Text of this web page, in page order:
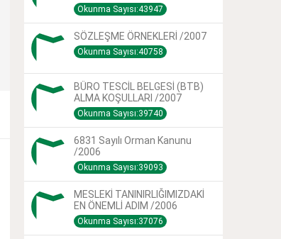
Okunma Sayısı:43947
SÖZLEŞME ÖRNEKLERİ /2007
Okunma Sayısı:40758
BÜRO TESCİL BELGESİ (BTB)
ALMA KOŞULLARI /2007
Okunma Sayısı:39740
6831 Sayılı Orman Kanunu
/2006
Okunma Sayısı:39093
MESLEKİ TANINIRLIĞIMIZDAKİ
EN ÖNEMLİ ADIM /2006
Okunma Sayısı:37076